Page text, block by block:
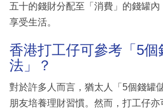
五十的錢財分配至「消費」的錢罐
享受生活。
香港打工仔可參考「5個
法」？
對於許多人而言，猶太人「5個錢罐
朋友培養理財習慣。然而，打工仔